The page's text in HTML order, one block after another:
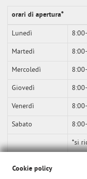
orari di apertura*
Lunedì
Martedì
Mercoledì
Giovedì
Venerdì
Sabato
*si
Cookie policy